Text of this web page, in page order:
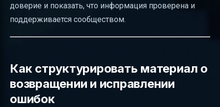
доверие и показать, что информация проверена и
поддерживается сообществом.
Как структурировать материал о
возвращении и исправлении
ошибок